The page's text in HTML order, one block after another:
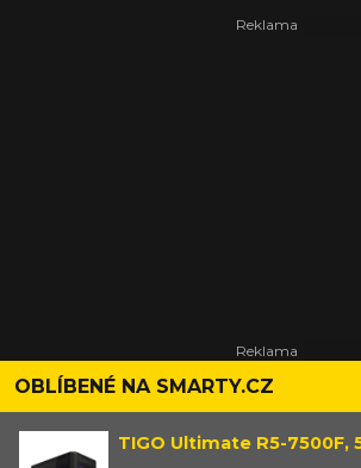
OBLÍBENÉ NA SMARTY.CZ
TIGO Ultimate R5-7500F,